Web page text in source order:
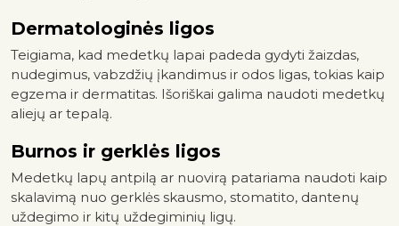
Dermatologinės ligos
Teigiama, kad medetkų lapai padeda gydyti žaizdas,
nudegimus, vabzdžių įkandimus ir odos ligas, tokias kaip
egzema ir dermatitas. Išoriškai galima naudoti medetkų
aliejų ar tepalą.
Burnos ir gerklės ligos
Medetkų lapų antpilą ar nuovirą patariama naudoti kaip
skalavimą nuo gerklės skausmo, stomatito, dantenų
uždegimo ir kitų uždegiminių ligų.